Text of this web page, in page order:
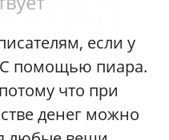
если у
С помощью пиара.
что при
денег можно